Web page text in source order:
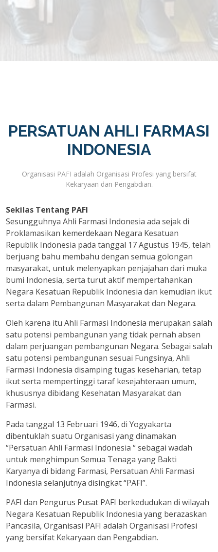
PERSATUAN AHLI FARMASI
INDONESIA
Organisasi PAFI adalah Organisasi Profesi yang bersifat
Kekaryaan dan Pengabdian.
Sekilas Tentang PAFI
Sesungguhnya Ahli Farmasi Indonesia ada sejak di
Proklamasikan kemerdekaan Negara Kesatuan
Republik Indonesia pada tanggal 17 Agustus 1945, telah
berjuang bahu membahu dengan semua golongan
masyarakat, untuk melenyapkan penjajahan dari muka
bumi Indonesia, serta turut aktif mempertahankan
Negara Kesatuan Republik Indonesia dan kemudian ikut
serta dalam Pembangunan Masyarakat dan Negara.
Oleh karena itu Ahli Farmasi Indonesia merupakan salah
satu potensi pembangunan yang tidak pernah absen
dalam perjuangan pembangunan Negara. Sebagai salah
satu potensi pembangunan sesuai Fungsinya, Ahli
Farmasi Indonesia disamping tugas keseharian, tetap
ikut serta mempertinggi taraf kesejahteraan umum,
khususnya dibidang Kesehatan Masyarakat dan
Farmasi.
Pada tanggal 13 Februari 1946, di Yogyakarta
dibentuklah suatu Organisasi yang dinamakan
“Persatuan Ahli Farmasi Indonesia “ sebagai wadah
untuk menghimpun Semua Tenaga yang Bakti
Karyanya di bidang Farmasi, Persatuan Ahli Farmasi
Indonesia selanjutnya disingkat “PAFI”.
PAFI dan Pengurus Pusat PAFI berkedudukan di wilayah
Negara Kesatuan Republik Indonesia yang berazaskan
Pancasila, Organisasi PAFI adalah Organisasi Profesi
yang bersifat Kekaryaan dan Pengabdian.